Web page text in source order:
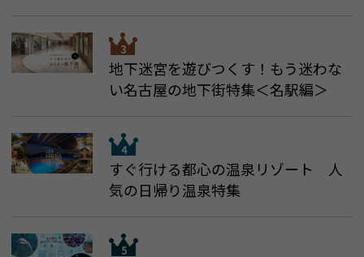
地下迷宮を遊びつくす！もう迷わな
い名古屋の地下街特集＜名駅編＞
すぐ行ける都心の温泉リゾート 人
気の日帰り温泉特集